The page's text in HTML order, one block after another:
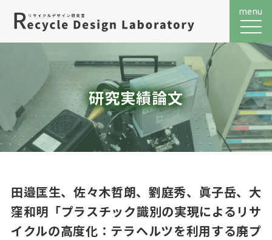
メニ
menu
研究実績論文
田邉匡生、佐々木哲朗、劉庭秀、眞子岳、大
窪和明「プラスチック識別の実現によるリサ
イクルの高度化：テラヘルツを利用する廃プ